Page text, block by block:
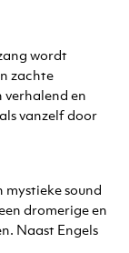
wordt
zachte
en
vanzelf door
mystieke sound
dromerige en
Naast Engels